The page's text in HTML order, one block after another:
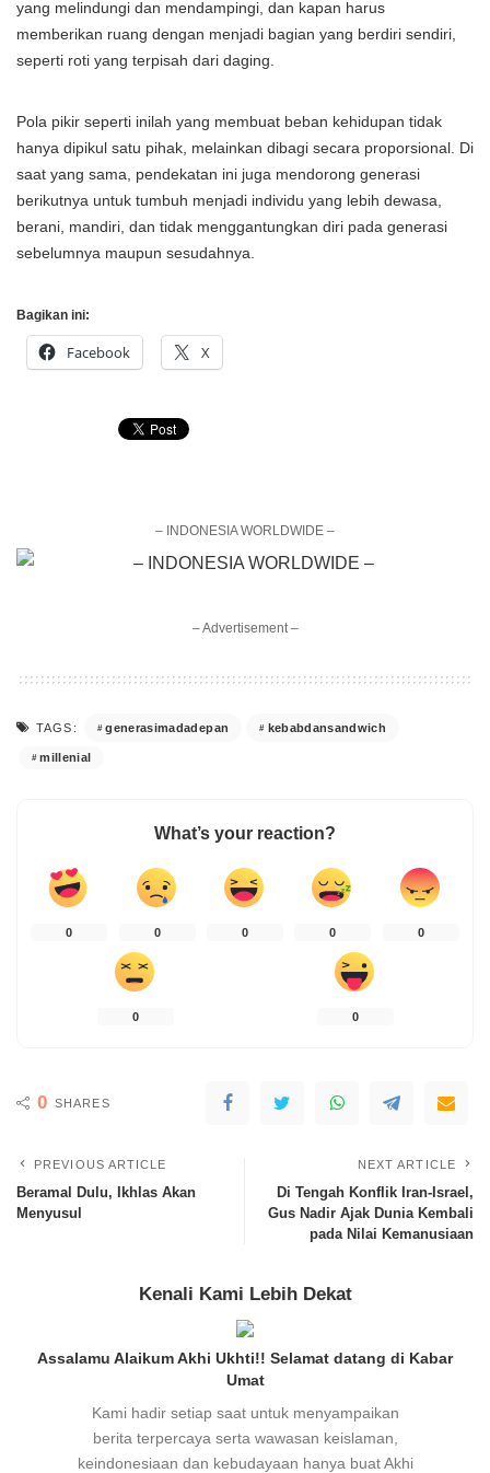
yang melindungi dan mendampingi, dan kapan harus
memberikan ruang dengan menjadi bagian yang berdiri sendiri,
seperti roti yang terpisah dari daging.
Pola pikir seperti inilah yang membuat beban kehidupan tidak
hanya dipikul satu pihak, melainkan dibagi secara proporsional. Di
saat yang sama, pendekatan ini juga mendorong generasi
berikutnya untuk tumbuh menjadi individu yang lebih dewasa,
berani, mandiri, dan tidak menggantungkan diri pada generasi
sebelumnya maupun sesudahnya.
Bagikan ini:
Facebook X
– INDONESIA WORLDWIDE –
– Advertisement –
TAGS: generasimadadepan kebabdansandwich
millenial
What’s your reaction?
0 0 0 0 0
0 0
0 SHARES
PREVIOUS ARTICLE
Beramal Dulu, Ikhlas Akan
Menyusul
NEXT ARTICLE
Di Tengah Konflik Iran-Israel,
Gus Nadir Ajak Dunia Kembali
pada Nilai Kemanusiaan
Kenali Kami Lebih Dekat
Assalamu Alaikum Akhi Ukhti!! Selamat datang di Kabar
Umat
Kami hadir setiap saat untuk menyampaikan
berita terpercaya serta wawasan keislaman,
keindonesiaan dan kebudayaan hanya buat Akhi